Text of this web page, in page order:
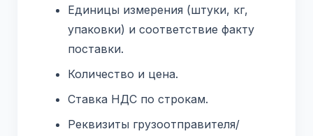
Единицы измерения (штуки, кг,
упаковки) и соответствие факту
поставки.
Количество и цена.
Ставка НДС по строкам.
Реквизиты грузоотправителя/